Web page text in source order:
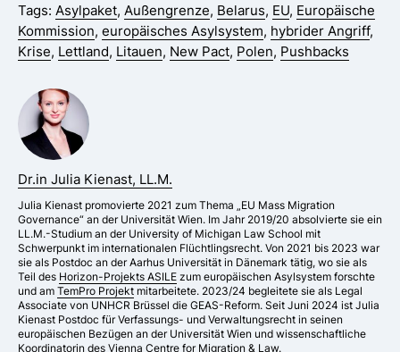
Tags: Asylpaket, Außengrenze, Belarus, EU, Europäische
Kommission, europäisches Asylsystem, hybrider Angriff,
Krise, Lettland, Litauen, New Pact, Polen, Pushbacks
Dr.in Julia Kienast, LL.M.
Julia Kienast promovierte 2021 zum Thema „EU Mass Migration
Governance“ an der Universität Wien. Im Jahr 2019/20 absolvierte sie ein
LL.M.-Studium an der University of Michigan Law School mit
Schwerpunkt im internationalen Flüchtlingsrecht. Von 2021 bis 2023 war
sie als Postdoc an der Aarhus Universität in Dänemark tätig, wo sie als
Teil des Horizon-Projekts ASILE zum europäischen Asylsystem forschte
und am TemPro Projekt mitarbeitete. 2023/24 begleitete sie als Legal
Associate von UNHCR Brüssel die GEAS-Reform. Seit Juni 2024 ist Julia
Kienast Postdoc für Verfassungs- und Verwaltungsrecht in seinen
europäischen Bezügen an der Universität Wien und wissenschaftliche
Koordinatorin des Vienna Centre for Migration & Law.